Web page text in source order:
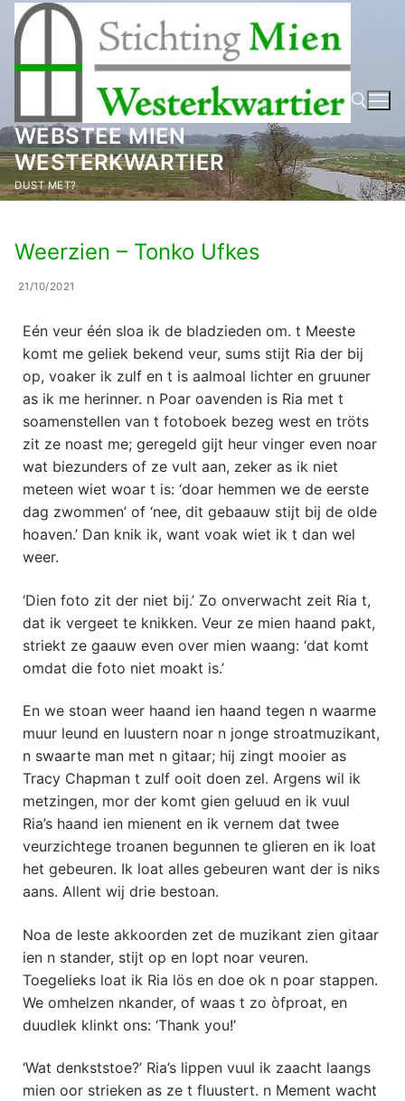
naar
inhoud
WEBSTEE MIEN
WESTERKWARTIER
DUST MET? Zoeken naar:
Weerzien – Tonko Ufkes
21/10/2021
Eén veur één sloa ik de bladzieden om. t Meeste
komt me geliek bekend veur, sums stijt Ria der bij
op, voaker ik zulf en t is aalmoal lichter en gruuner
as ik me herinner. n Poar oavenden is Ria met t
soamenstellen van t fotoboek bezeg west en tröts
zit ze noast me; geregeld gijt heur vinger even noar
wat biezunders of ze vult aan, zeker as ik niet
meteen wiet woar t is: ‘doar hemmen we de eerste
dag zwommen’ of ‘nee, dit gebaauw stijt bij de olde
hoaven.’ Dan knik ik, want voak wiet ik t dan wel
weer.
‘Dien foto zit der niet bij.’ Zo onverwacht zeit Ria t,
dat ik vergeet te knikken. Veur ze mien haand pakt,
striekt ze gaauw even over mien waang: ‘dat komt
omdat die foto niet moakt is.’
En we stoan weer haand ien haand tegen n waarme
muur leund en luustern noar n jonge stroatmuzikant,
n swaarte man met n gitaar; hij zingt mooier as
Tracy Chapman t zulf ooit doen zel. Argens wil ik
metzingen, mor der komt gien geluud en ik vuul
Ria’s haand ien mienent en ik vernem dat twee
veurzichtege troanen begunnen te glieren en ik loat
het gebeuren. Ik loat alles gebeuren want der is niks
aans. Allent wij drie bestoan.
Noa de leste akkoorden zet de muzikant zien gitaar
ien n stander, stijt op en lopt noar veuren.
Toegelieks loat ik Ria lös en doe ok n poar stappen.
We omhelzen nkander, of waas t zo òfproat, en
duudlek klinkt ons: ‘Thank you!’
‘Wat denkststoe?’ Ria’s lippen vuul ik zaacht laangs
mien oor strieken as ze t fluustert. n Mement wacht